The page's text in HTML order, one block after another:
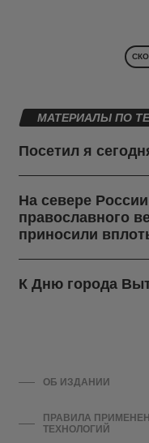
МАТЕРИАЛЫ ПО
Посетил я
На севере
православного
приносили
К Дню города
ОБ ИЗДАНИИ
ПРАВИЛА
ТЕХНОЛОГИЙ